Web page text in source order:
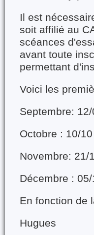
Il est
soit affilié au
scéances
avant toute
permettant
Voici les
Septembre: 12/
Octobre : 10/10
Novembre: 21/
Décembre : 05/
En fonction de
Hugues